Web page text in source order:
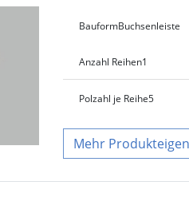
BauformBuchsenleiste
Anzahl Reihen1
Polzahl je Reihe5